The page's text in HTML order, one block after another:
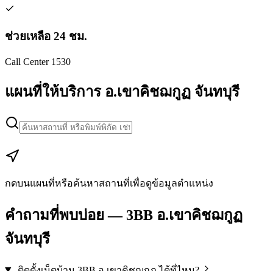
ช่วยเหลือ 24 ชม.
Call Center 1530
แผนที่ให้บริการ อ.เขาคิชฌกูฏ จันทบุรี
+
กดบนแผนที่หรือค้นหาสถานที่เพื่อดูข้อมูลตำแหน่ง
คำถามที่พบบ่อย — 3BB อ.เขาคิชฌกูฏ
จันทบุรี